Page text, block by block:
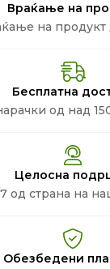
Враќање на
на продукт
Бесплатна
од над
Целосна
од страна на
Обезбедени